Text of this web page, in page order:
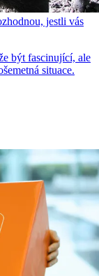
jestli vás
být fascinující, ale
situace.